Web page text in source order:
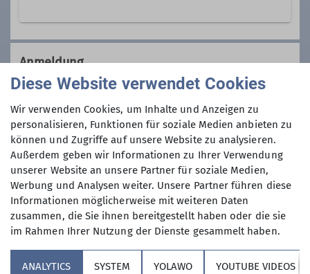
Wir sind eine Gemeinschaft von
Wanderfreunden innerhalb der
Sektion, die
hauptsächlich jeden
Dienstag und Mittwoch, aber auch an
anderen Wochentagen in freier Natur
unterwegs sind.
Wer kann sich das wochentags
leisten?
Nun, alle die aus dem Berufsleben
ausgeschieden sind oder sonst über
ihre Zeit frei verfügen können und
körperlich in guter Verfassung sind.
Neben anspruchvollen Bergtouren
(bis ca. 1400 Höhenmeter) stehen
Anmeldung
Anmeldung bis
24.03.2025
Maximale Teilnehmeranzahl
8
Diese Website verwendet Cookies
Wir verwenden Cookies, um Inhalte und Anzeigen zu
personalisieren, Funktionen für soziale Medien anbieten zu
können und Zugriffe auf unsere Website zu analysieren.
Außerdem geben wir Informationen zu Ihrer Verwendung
unserer Website an unsere Partner für soziale Medien,
Werbung und Analysen weiter. Unsere Partner führen diese
Informationen möglicherweise mit weiteren Daten
zusammen, die Sie ihnen bereitgestellt haben oder die sie
im Rahmen Ihrer Nutzung der Dienste gesammelt haben.
ANALYTICS SYSTEM YOLAWO YOUTUBE VIDEOS